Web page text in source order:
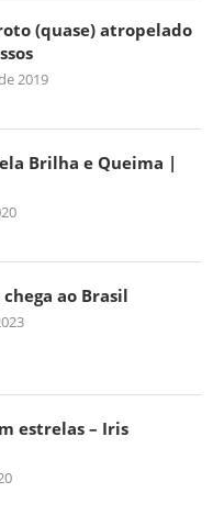
(quase) atropelado
2019
Brilha e Queima |
ao Brasil
estrelas – Iris